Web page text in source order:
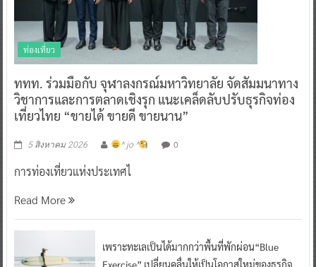
ท่องเที่ยว
ททท. ร่วมมือกับ จุฬาลงกรณ์มหาวิทยาลัย จัดสัมมนาทาง
วิชาการและการตลาดเชิงรุก แนะเคล็ดลับปรับธุรกิจท่อง
เที่ยวไทย “ขายได้ ขายดี ขายนาน”
5 สิงหาคม 2026 ^ jo ^ 0
การท่องเที่ยวแห่งประเทศไ
Read More
เพราะทะเลเป็นได้มากกว่าพื้นที่พักผ่อน“Blue
Exercise” เปลี่ยนคลื่นให้เป็นโอกาสใหม่ของธุรกิจ